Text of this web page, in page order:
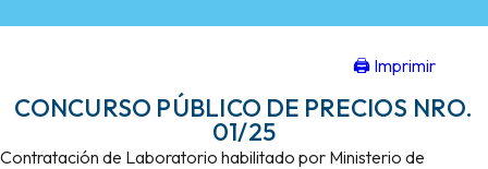
🖨 Imprimir
CONCURSO PÚBLICO DE PRECIOS NRO.
01/25
Contratación de Laboratorio habilitado por Ministerio de